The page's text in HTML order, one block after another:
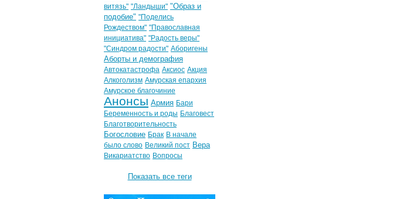
витязь" "Ландыши" "Образ и
подобие" "Поделись
Рождеством" "Православная
инициатива" "Радость веры"
"Синдром радости" Аборигены
Аборты и демография
Автокатастрофа Аксиос Акция
Алкоголизм Амурская епархия
Амурское благочиние
Анонсы Армия Бари
Беременность и роды Благовест
Благотворительность
Богословие Брак В начале
было слово Великий пост Вера
Викариатство Вопросы
Показать все теги